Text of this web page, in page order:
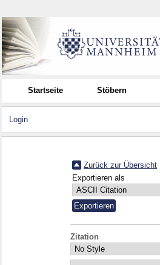
Startseite Stöbern
Login
Zurück zur Übersicht
Exportieren als
Zitation